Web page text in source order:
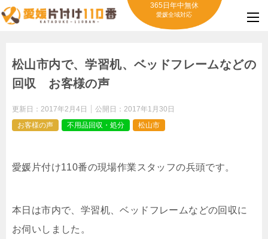
365日年中無休
愛媛全域対応
松山市内で、学習机、ベッドフレームなどの
回収 お客様の声
更新日： 2017年2月4日 公開日： 2017年1月30日
お客様の声
不用品回収・処分 松山市
愛媛片付け110番の現場作業スタッフの兵頭です。
本日は市内で、学習机、ベッドフレームなどの回収に
お伺いしました。